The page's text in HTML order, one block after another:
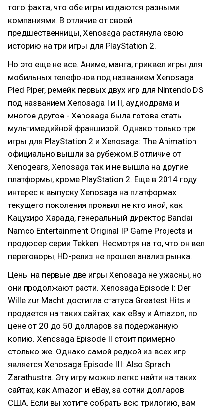
того факта, что обе игры издаются разными
компаниями. В отличие от своей
предшественницы, Xenosaga растянула свою
историю на три игры для PlayStation 2.
Но это еще не все. Аниме, манга, приквел игры для
мобильных телефонов под названием Xenosaga
Pied Piper, ремейк первых двух игр для Nintendo DS
под названием Xenosaga I и II, аудиодрама и
многое другое - Xenosaga была готова стать
мультимедийной франшизой. Однако только три
игры для PlayStation 2 и Xenosaga: The Animation
официально вышли за рубежом.В отличие от
Xenogears, Xenosaga так и не вышла на другие
платформы, кроме PlayStation 2. Еще в 2014 году
интерес к выпуску Xenosaga на платформах
текущего поколения проявил не кто иной, как
Кацухиро Харада, генеральный директор Bandai
Namco Entertainment Original IP Game Projects и
продюсер серии Tekken. Несмотря на то, что он вел
переговоры, HD-релиз не прошел анализ рынка.
Цены на первые две игры Xenosaga не ужасны, но
они продолжают расти. Xenosaga Episode I: Der
Wille zur Macht достигла статуса Greatest Hits и
продается на таких сайтах, как eBay и Amazon, по
цене от 20 до 50 долларов за подержанную
копию. Xenosaga Episode II стоит примерно
столько же. Однако самой редкой из всех игр
является Xenosaga Episode III: Also Sprach
Zarathustra. Эту игру можно легко найти на таких
сайтах, как Amazon и eBay, за сотни долларов
США. Если вы хотите собрать всю трилогию, вам